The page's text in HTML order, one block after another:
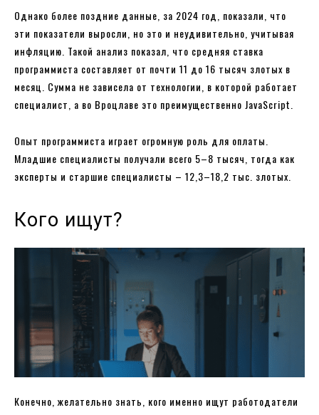
Однако более поздние данные, за 2024 год, показали, что
эти показатели выросли, но это и неудивительно, учитывая
инфляцию. Такой анализ показал, что средняя ставка
программиста составляет от почти 11 до 16 тысяч злотых в
месяц. Сумма не зависела от технологии, в которой работает
специалист, а во Вроцлаве это преимущественно JavaScript.
Опыт программиста играет огромную роль для оплаты.
Младшие специалисты получали всего 5–8 тысяч, тогда как
эксперты и старшие специалисты – 12,3–18,2 тыс. злотых.
Кого ищут?
Конечно, желательно знать, кого именно ищут работодатели